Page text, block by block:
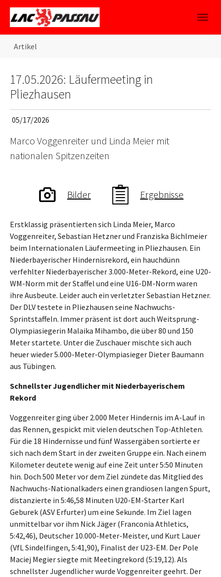
Skip to main content
Skip to page footer
Artikel
17.05.2026: Läufermeeting in
Pliezhausen
05/17/2026
Marco Voggenreiter und Linda Meier mit
nationalen Spitzenzeiten
Bilder Ergebnisse
Erstklassig präsentierten sich Linda Meier, Marco
Voggenreiter, Sebastian Hetzner und Franziska Bichlmeier
beim Internationalen Läufermeeting in Pliezhausen. Ein
Niederbayerischer Hindernisrekord, ein hauchdünn
verfehlter Niederbayerischer 3.000-Meter-Rekord, eine U20-
WM-Norm mit der Staffel und eine U16-DM-Norm waren
ihre Ausbeute. Leider auch ein verletzter Sebastian Hetzner.
Der DLV testete in Pliezhausen seine Nachwuchs-
Sprintstaffeln. Immer präsent ist dort auch Weitsprung-
Olympiasiegerin Malaika Mihambo, die über 80 und 150
Meter startete. Unter die Zuschauer mischte sich auch
heuer wieder 5.000-Meter-Olympiasieger Dieter Baumann
aus Tübingen.
Schnellster Jugendlicher mit Niederbayerischem
Rekord
Voggenreiter ging über 2.000 Meter Hindernis im A-Lauf in
das Rennen, gespickt mit vielen deutschen Top-Athleten.
Für die 18 Hindernisse und fünf Wassergäben sortierte er
sich nach dem Start in der zweiten Gruppe ein. Nach einem
Kilometer deutete wenig auf eine Zeit unter 5:50 Minuten
hin. Doch 500 Meter vor dem Ziel zündete das Mitglied des
Nachwuchs-Nationalkaders einen grandiosen langen Spurt,
distanzierte in 5:46,58 Minuten U20-EM-Starter Karl
Geburek (ASV Erfurter) um eine Sekunde. Im Ziel lagen
unmittelbar vor ihm Nick Jäger (Franconia Athletics,
5:42,46), Deutscher 10.000-Meter-Meister, und Kurt Lauer
(VfL Sindelfingen, 5:41,90), Finalist der U23-EM. Der Pole
Maciej Megier siegte mit Meetingrekord (5:19,12). Als
schnellster Jugendlicher wurde Voggenreiter geehrt. Der